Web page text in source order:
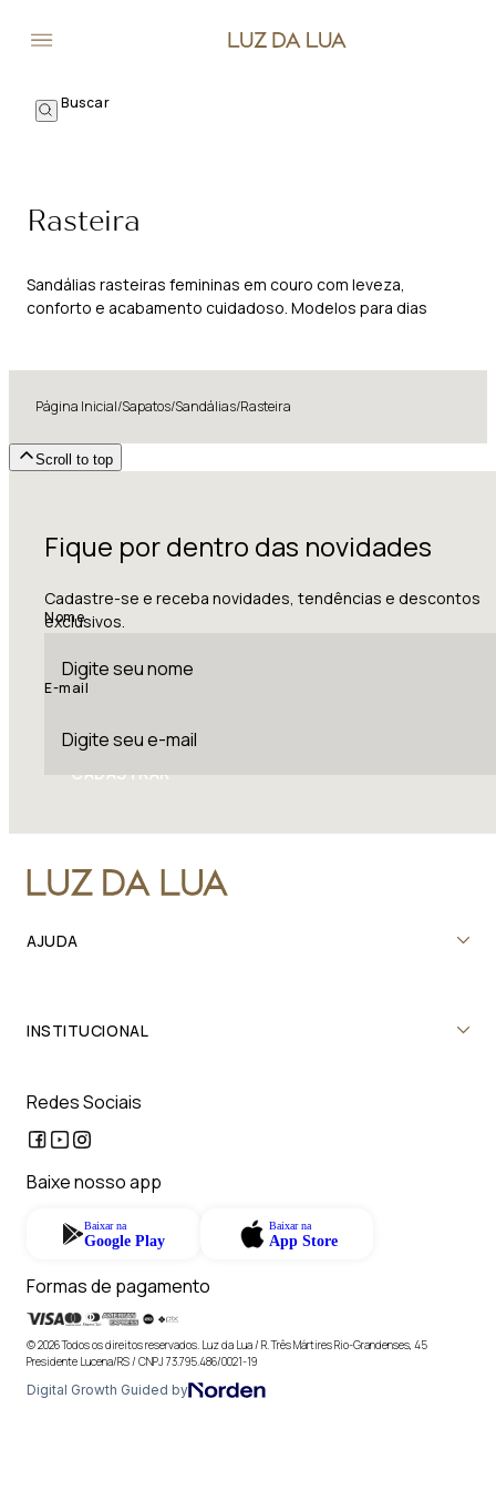
Rasteira
Sandálias rasteiras femininas em couro com leveza,
conforto e acabamento cuidadoso. Modelos para dias
Página Inicial/Sapatos/Sandálias/Rasteira
Scroll to top
Fique por dentro das novidades
Cadastre-se e receba novidades, tendências e descontos
exclusivos.
Nome
E-mail
CADASTRAR
AJUDA
INSTITUCIONAL
Redes Sociais
Baixe nosso app
Baixar na
Google Play
Baixar na
App Store
Formas de pagamento
© 2026 Todos os direitos reservados. Luz da Lua / R. Três Mártires Rio-Grandenses, 45
Presidente Lucena/RS / CNPJ 73.795.486/0021-19
Digital Growth Guided by